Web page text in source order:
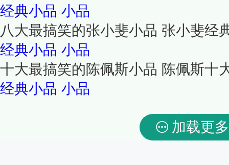
经典小品 小品
八大最搞笑的张小斐小品 张小斐经
经典小品 小品
十大最搞笑的陈佩斯小品 陈佩斯十
经典小品 小品
加载更多